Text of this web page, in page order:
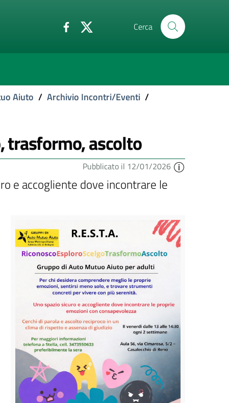
Cerca
Aiuto / Archivio Incontri/Eventi /
trasformo, ascolto
Pubblicato il 12/01/2026
e accogliente dove incontrare le